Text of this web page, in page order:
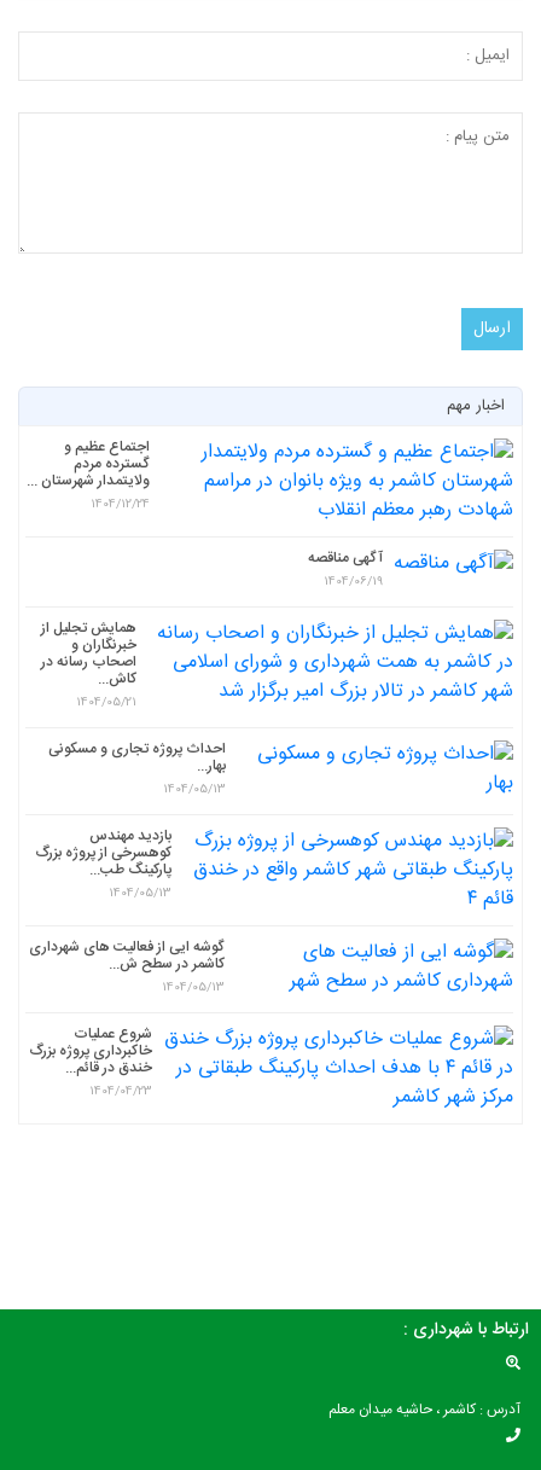
اخبار مهم
اجتماع عظیم و
گسترده مردم
ولایتمدار شهرستان ...
1404/12/24
آگهی مناقصه
1404/06/19
همایش تجلیل از
خبرنگاران و
اصحاب رسانه در
کاش...
1404/05/21
احداث پروژه تجاری و مسکونی
بهار...
1404/05/13
بازدید مهندس
کوهسرخی از پروژه بزرگ
پارکینگ طب...
1404/05/13
گوشه ایی از فعالیت های شهرداری
کاشمر در سطح ش...
1404/05/13
شروع عملیات
خاکبرداری پروژه بزرگ
خندق در قائم...
1404/04/23
ارتباط با شهرداری :
آدرس : کاشمر ، حاشیه میدان معلم